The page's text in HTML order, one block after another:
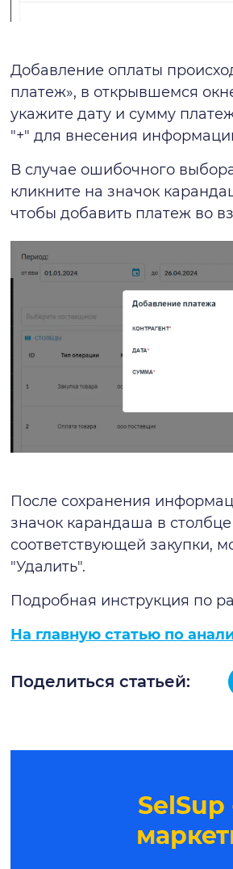
Добавление оплаты
платеж», в открывшемся
укажите дату и сумму
"+" для внесения
В случае ошибочного
кликните на значок
чтобы добавить платеж во
После сохранения
значок карандаша в
соответствующей закупки,
"Удалить".
Подробная инструкция по
На главную статью по
Поделиться статьей: